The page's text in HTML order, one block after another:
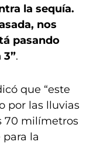
la sequía.
nos
pasando
3”.
que “este
por las lluvias
70 milímetros
la